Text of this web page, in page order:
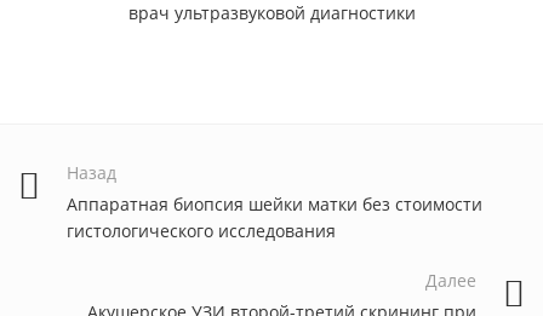
врач ультразвуковой диагностики
Назад
Аппаратная биопсия шейки матки без стоимости
гистологического исследования
Далее